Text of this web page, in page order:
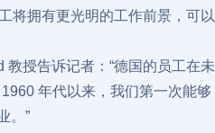
将拥有更光明的工作前景，可以
授告诉记者：“德国的员工在未
年代以来，我们第一次能够
。”